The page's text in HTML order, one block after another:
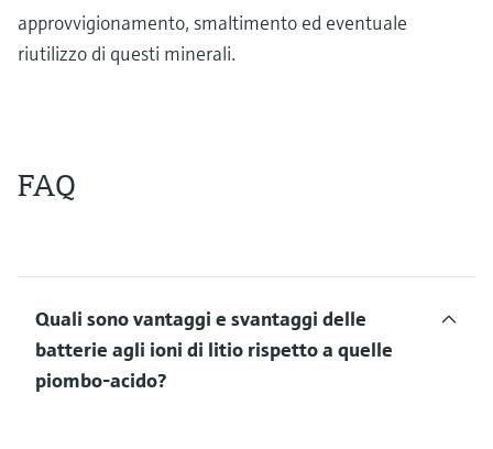
approvvigionamento, smaltimento ed eventuale
riutilizzo di questi minerali.
FAQ
Quali sono vantaggi e svantaggi delle
batterie agli ioni di litio rispetto a quelle
piombo-acido?